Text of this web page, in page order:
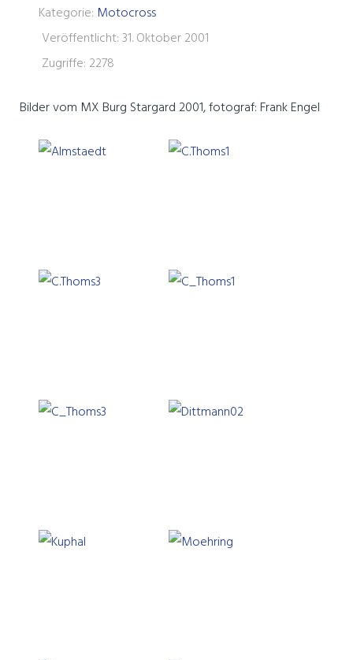
Kategorie: Motocross
Veröffentlicht: 31. Oktober 2001
Zugriffe: 2278
Bilder vom MX Burg Stargard 2001, fotograf: Frank Engel